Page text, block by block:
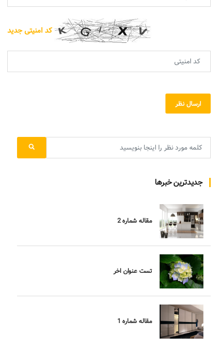
کد امنیتی جدید
ارسال نظر
جدیدترین خبرها
مقاله شماره 2
تست عنوان اخر
مقاله شماره 1